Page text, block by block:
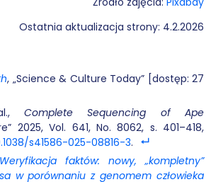
Ostatnia aktualizacja strony: 4.2.2026
, „Science & Culture Today” [dostęp: 27
Complete Sequencing of Ape
2025, Vol. 641, No. 8062, s. 401–418,
s41586-025-08816-3.
Weryfikacja faktów: nowy, „kompletny”
w porównaniu z genomem człowieka